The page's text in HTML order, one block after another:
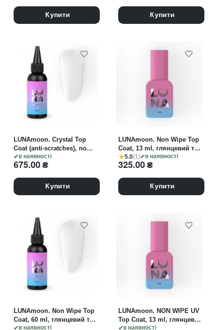
Купити Купити
в наявності
LUNAmoon. Crystal Top
Coat (anti-scratches), no
sticky, 60 ml, міцний
глянцевий топ без липкого
675.00₴
Купити
5.0(1) в наявності
LUNAmoon. Non Wipe Top
Coat, 13 ml, глянцевий топ
без липкого шару
325.00₴
Купити
в наявності
LUNAmoon. Non Wipe Top
Coat, 60 ml, глянцевий топ
без липкого шару
в наявності
LUNAmoon. NON WIPE UV
Top Coat, 13 ml, глянцевий
топ з УФ-фільтрами без